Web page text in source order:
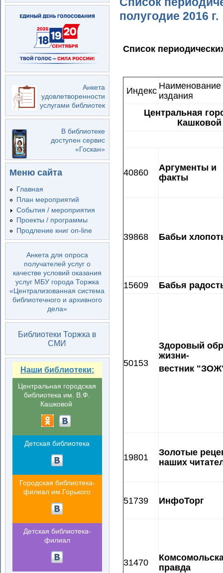
Анкета
удовлетворенности
услугами библиотек
В библиотеке
доступен сервис
«Госкан»
Меню сайта
Главная
План мероприятий
События / мероприятия
Проекты / программы
Продление книг on-line
Анкета для опроса
получателей услуг о
качестве условий оказания
услуг МБУ города Торжка
«Централизованная система
библиотечного и архивного
дела»
Библиотеки Торжка в
СМИ
Наши библиотеки:
Центральная городская
библиотека им. В.Ф.
Кашковой
Детская библиотека
Городская библиотека-
филиал им.Горького
Детская библиотека-
филиал
полугодие 2016 г.
Список
Индекс Наименование
издания
Центральная
Кашковой
40860
Аргументы и
факты
39868 Бабьи
15609 Бабья
50153
Здоровый
жизни-
вестник
19801
Золотые
наших
51739 ИнфоТорг
31470
правда